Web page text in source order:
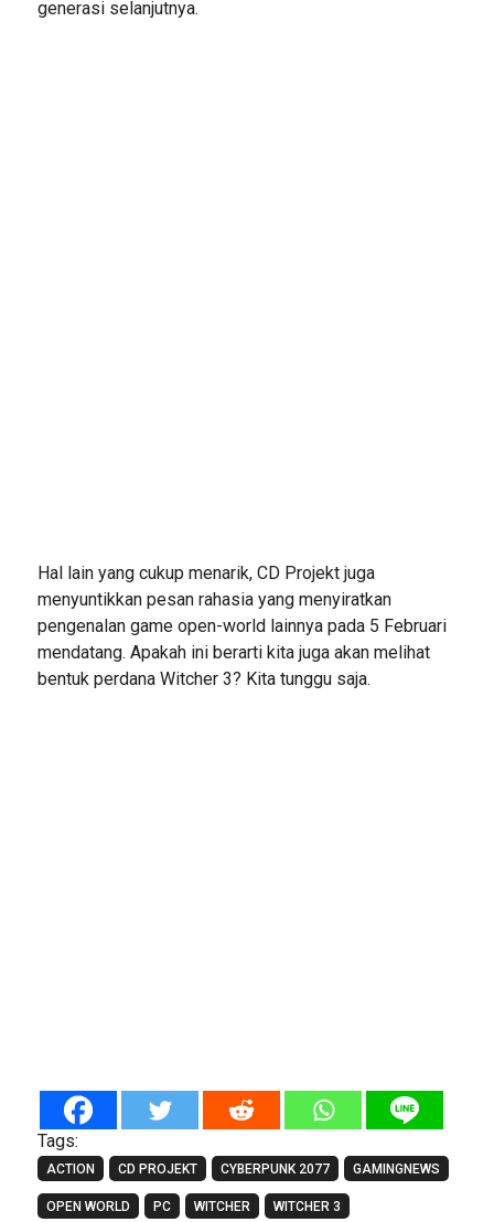
generasi selanjutnya.
Hal lain yang cukup menarik, CD Projekt juga
menyuntikkan pesan rahasia yang menyiratkan
pengenalan game open-world lainnya pada 5 Februari
mendatang. Apakah ini berarti kita juga akan melihat
bentuk perdana Witcher 3? Kita tunggu saja.
Tags:
ACTION CD PROJEKT CYBERPUNK 2077 GAMINGNEWS
OPEN WORLD PC WITCHER WITCHER 3